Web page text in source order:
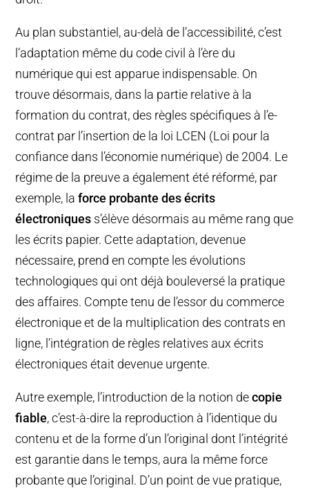
Au plan substantiel, au-delà de l’accessibilité, c’est
l’adaptation même du code civil à l’ère du
numérique qui est apparue indispensable. On
trouve désormais, dans la partie relative à la
formation du contrat, des règles spécifiques à l’e-
contrat par l’insertion de la loi LCEN (Loi pour la
confiance dans l’économie numérique) de 2004. Le
régime de la preuve a également été réformé, par
exemple, la force probante des écrits
électroniques s’élève désormais au même rang que
les écrits papier. Cette adaptation, devenue
nécessaire, prend en compte les évolutions
technologiques qui ont déjà bouleversé la pratique
des affaires. Compte tenu de l’essor du commerce
électronique et de la multiplication des contrats en
ligne, l’intégration de règles relatives aux écrits
électroniques était devenue urgente.
Autre exemple, l’introduction de la notion decopie
fiable, c’est-à-dire la reproduction à l’identique du
contenu et de la forme d’un l’original dont l’intégrité
est garantie dans le temps, aura la même force
probante que l’original. D’un point de vue pratique,